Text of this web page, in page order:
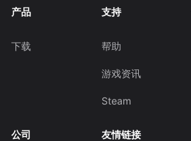
产品
下载
支持
帮助
游戏资讯
Steam
公司 友情链接